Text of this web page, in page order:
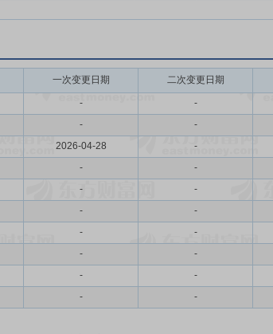
一次变更日期 二次变更日期
- -
- -
2026-04-28 -
- -
- -
- -
- -
- -
- -
- -